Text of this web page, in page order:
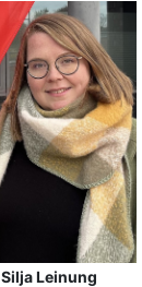
Silja Leinung